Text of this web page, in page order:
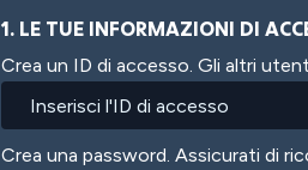
1. LE TUE INFORMAZIONI DI
Crea un ID di accesso. Gli altri
Crea una password. Assicurati di